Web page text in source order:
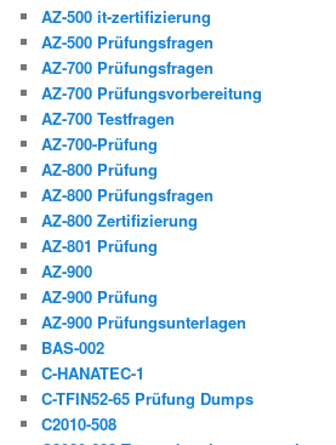
AZ-500 it-zertifizierung
AZ-500 Prüfungsfragen
AZ-700 Prüfungsfragen
AZ-700 Prüfungsvorbereitung
AZ-700 Testfragen
AZ-700-Prüfung
AZ-800 Prüfung
AZ-800 Prüfungsfragen
AZ-800 Zertifizierung
AZ-801 Prüfung
AZ-900
AZ-900 Prüfung
AZ-900 Prüfungsunterlagen
BAS-002
C-HANATEC-1
C-TFIN52-65 Prüfung Dumps
C2010-508